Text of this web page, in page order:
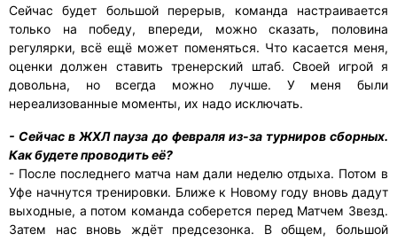
Сейчас будет большой перерыв, команда настраивается
только на победу, впереди, можно сказать, половина
регулярки, всё ещё может поменяться. Что касается меня,
оценки должен ставить тренерский штаб. Своей игрой я
довольна, но всегда можно лучше. У меня были
нереализованные моменты, их надо исключать.
- Сейчас в ЖХЛ пауза до февраля из-за турниров сборных.
Как будете проводить её?
- После последнего матча нам дали неделю отдыха. Потом в
Уфе начнутся тренировки. Ближе к Новому году вновь дадут
выходные, а потом команда соберется перед Матчем Звезд.
Затем нас вновь ждёт предсезонка. В общем, большой